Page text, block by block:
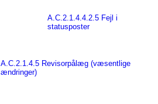
A.C.2.1.4.4.2.5 Fejl i
statusposter
A.C.2.1.4.5 Revisorpålæg (væsentlige
ændringer)